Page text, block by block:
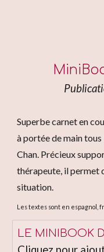
Superbe carnet en
à portée de main
Chan. Précieux
thérapeute, il permet
situation.
Les textes sont en espagnol,
LE MINIBOOK